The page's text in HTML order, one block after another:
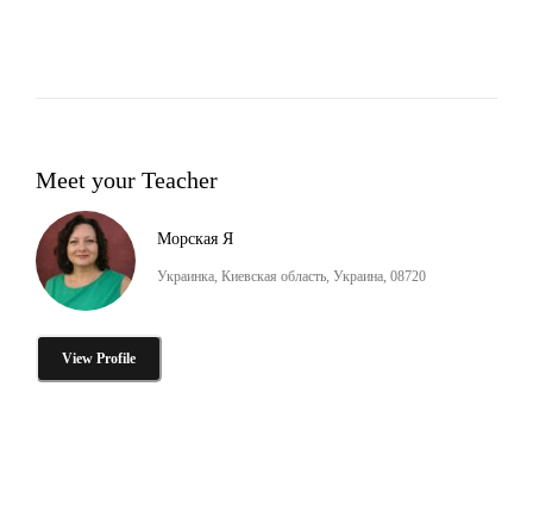
Meet your Teacher
Морская Я
Украинка, Киевская область, Украина, 08720
View Profile